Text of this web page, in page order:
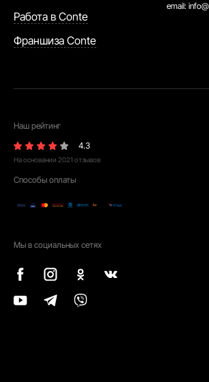
Работа в Conte
Франшиза Conte
email:
Наш рейтинг
4.3
На основании 2021 отзывов
Способы оплаты
Мы в социальных сетях